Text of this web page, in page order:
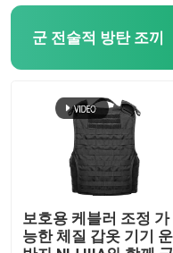
군 전술적 방탄 조끼
보호용 케블러 조정 가
능한 체질 갑옷 기기 운